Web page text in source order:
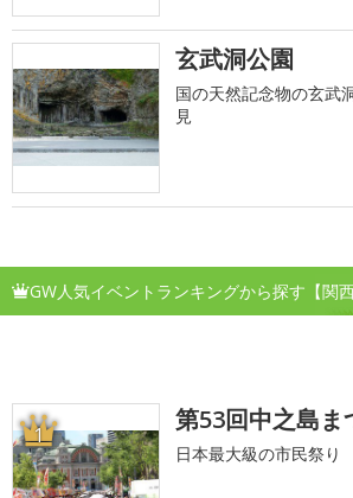
玄武洞公園
国の天然記念物の玄武
見
GW人気イベントランキングから探す【関西
1 第53回中之島ま
日本最大級の市民祭り